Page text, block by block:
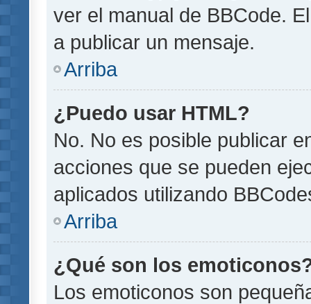
ver el manual de BBCode.
a publicar un mensaje.
Arriba
¿Puedo usar HTML?
No. No es posible publicar
acciones que se pueden
aplicados utilizando
Arriba
¿Qué son los
Los emoticonos son